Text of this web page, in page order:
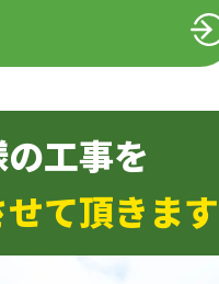
工事を
て頂きま